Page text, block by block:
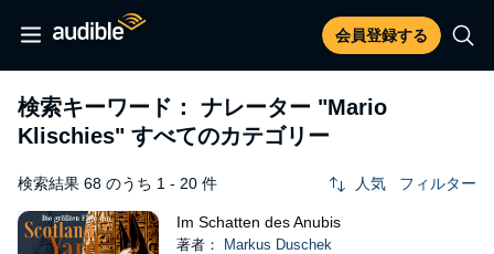
会員登録する
検索キーワード： ナレーター "Mario
Klischies" すべてのカテゴリー
検索結果 68 のうち 1 - 20 件 人気 フィルター
Im Schatten des Anubis
著者：
Markus Duschek